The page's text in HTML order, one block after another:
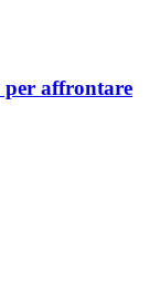
per affrontare